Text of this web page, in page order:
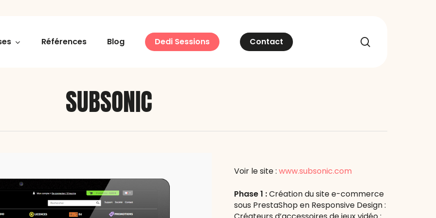
Références Blog Dedi Sessions Contact
SUBSONIC
Voir le site :www.subsonic.com
Phase 1 :Création du site e-commerce
sous PrestaShop en Responsive Design :